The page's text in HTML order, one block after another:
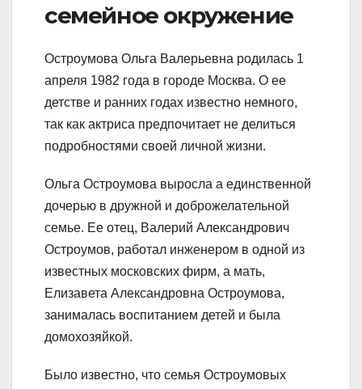
семейное окружение
Остроумова Ольга Валерьевна родилась 1
апреля 1982 года в городе Москва. О ее
детстве и ранних годах известно немного,
так как актриса предпочитает не делиться
подробностями своей личной жизни.
Ольга Остроумова выросла а единственной
дочерью в дружной и доброжелательной
семье. Ее отец, Валерий Александрович
Остроумов, работал инженером в одной из
известных московских фирм, а мать,
Елизавета Александровна Остроумова,
занималась воспитанием детей и была
домохозяйкой.
Было известно, что семья Остроумовых